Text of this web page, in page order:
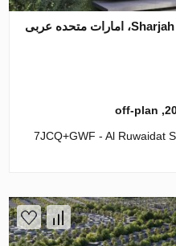
پروژه توسعه Masaar 2 Coral در Sharjah، امارات متحده عربی
7JCQ+GWF - Al Ruwaidat